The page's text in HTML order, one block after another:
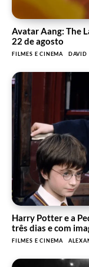
Avatar Aang: The
22 de agosto
FILMES E CINEMA DAVID
Harry Potter e a
três dias e com
FILMES E CINEMA